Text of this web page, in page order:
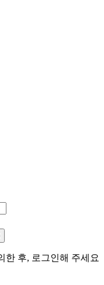
한 후, 로그인해 주세요